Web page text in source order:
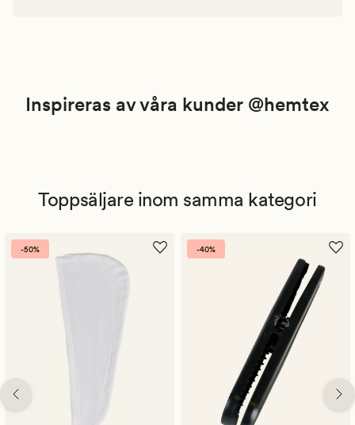
Inspireras av våra kunder @hemtex
Toppsäljare inom samma kategori
-50% -40%